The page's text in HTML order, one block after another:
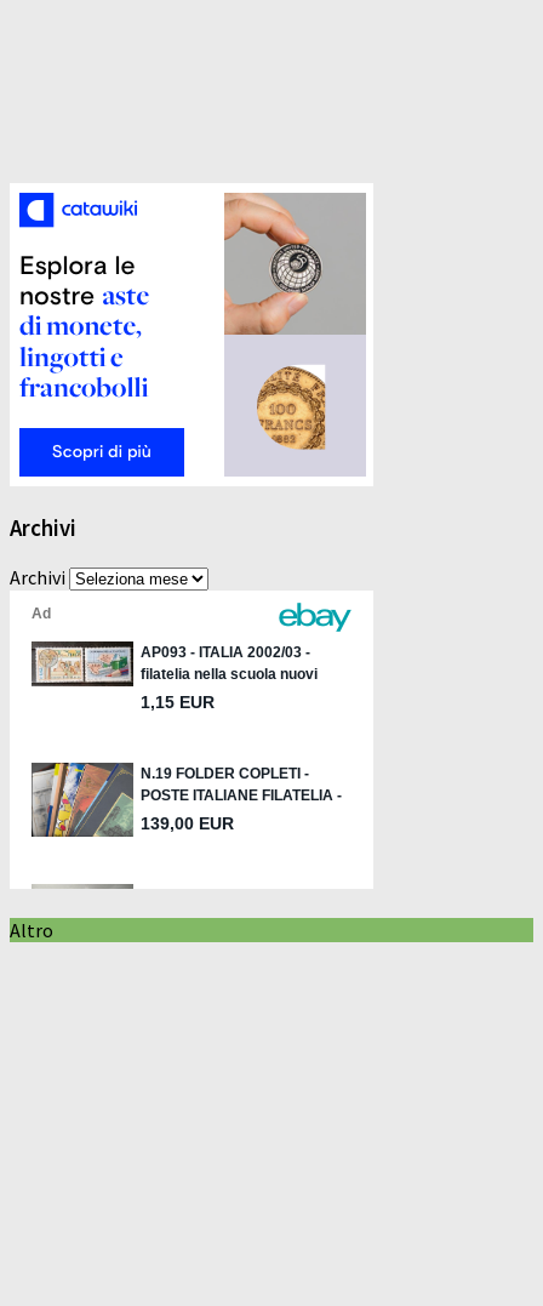
Archivi
Archivi
Altro